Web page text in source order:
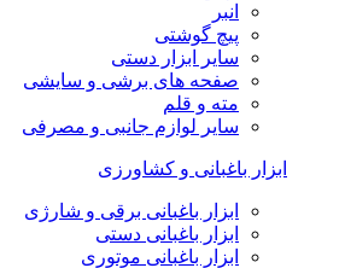
انبر
پیچ گوشتی
سایر ابزار دستی
صفحه های برشی و سایشی
مته و قلم
سایر لوازم جانبی و مصرفی
ابزار باغبانی و کشاورزی
ابزار باغبانی برقی و شارژی
ابزار باغبانی دستی
ابزار باغبانی موتوری